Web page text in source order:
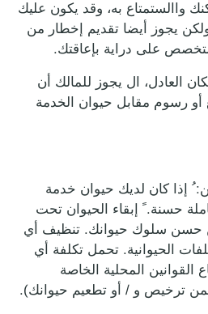
واالستمتاع به، وقد يكون عليك
يجوز أيضا تقديم إخطار من
على دراية بإعاقتك.
العادل، ال يجوز للمالك أن
رسوم مقابل حيوان الخدمة
إذا كان لديك حيوان خدمة
حسنة. ً إبقاء الحيوان تحت
حسن سلوك حيوانك. تنظيف أي
الحيوانية. تحمل تكلفة أي
القوانين المحلية الخاصة
ترخيص و / أو تطعيم حيوانك).